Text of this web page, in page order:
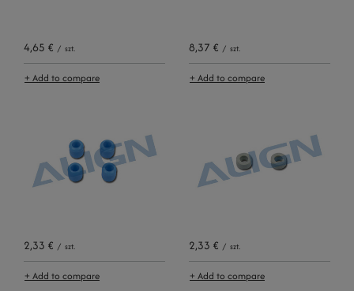
4,65 € / szt.
+ Add to compare
8,37 € / szt.
+ Add to compare
2,33 € / szt.
+ Add to compare
2,33 € / szt.
+ Add to compare